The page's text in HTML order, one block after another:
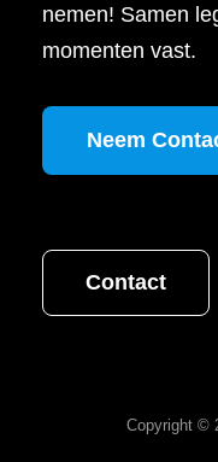
nemen! Samen
momenten vast.
Neem
Contact
Copyright ©